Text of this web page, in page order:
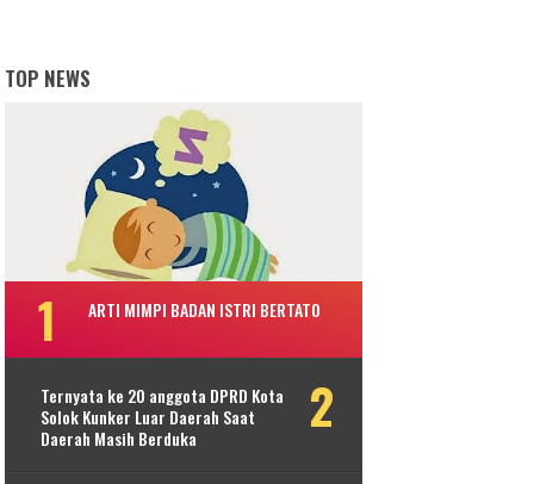
TOP NEWS
ARTI MIMPI BADAN ISTRI BERTATO
Ternyata ke 20 anggota DPRD Kota
Solok Kunker Luar Daerah Saat
Daerah Masih Berduka